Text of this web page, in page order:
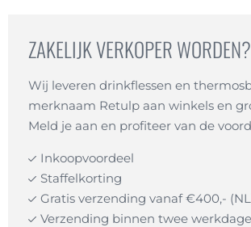
ZAKELIJK VERKOPER WORDEN?
Wij leveren drinkflessen en
merknaam Retulp aan winkels en
Meld je aan en profiteer van de
Inkoopvoordeel
Staffelkorting
Gratis verzending vanaf €400,-
Verzending binnen twee